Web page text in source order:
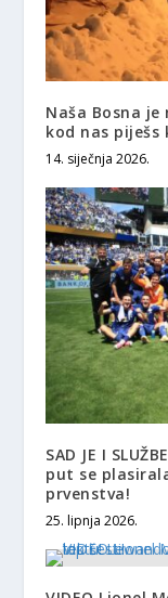
Naša Bosna
kod nas piješs
14. siječnja 2026.
SAD JE I
put se
prvenstva!
25. lipnja 2026.